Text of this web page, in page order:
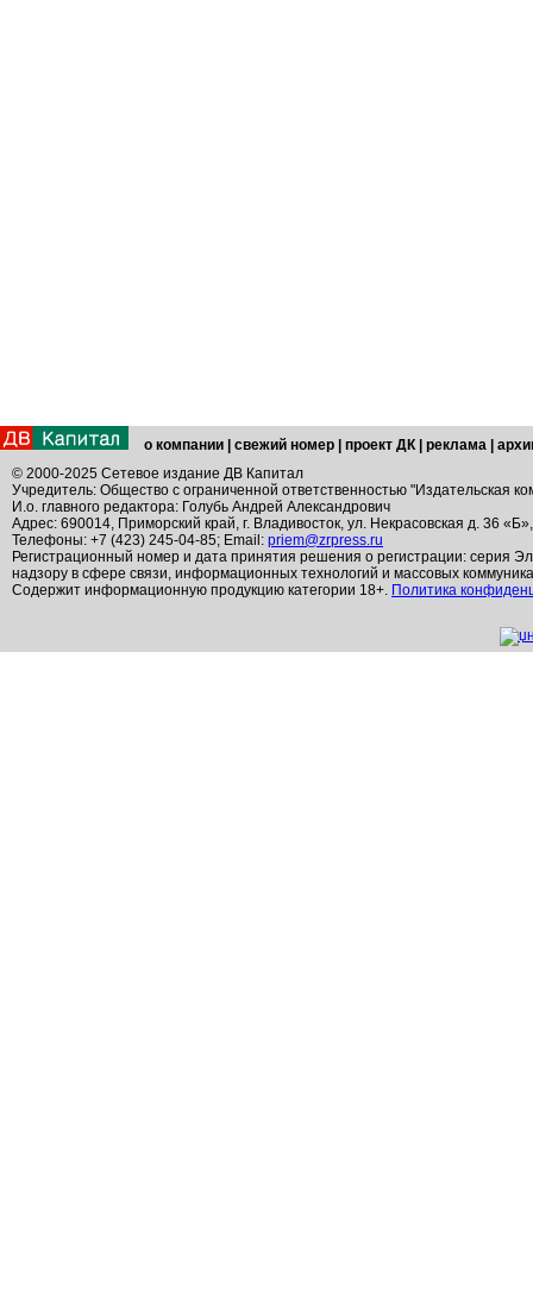
о компании свежий номер проект ДК реклама
© 2000-2025 Сетевое издание ДВ Капитал
Учредитель: Общество с ограниченной ответственностью "Издательская
И.о. главного редактора: Голубь Андрей Александрович
Адрес: 690014, Приморский край, г. Владивосток, ул. Некрасовская д. 36
Телефоны: +7 (423) 245-04-85; Email: priem@zrpress.ru
Регистрационный номер и дата принятия решения о регистрации: серия
надзору в сфере связи, информационных технологий и массовых
Содержит информационную продукцию категории 18+. Политика